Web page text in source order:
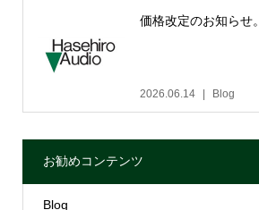
価格改定のお知らせ。
2026.06.14 Blog
お勧めコンテンツ
Blog